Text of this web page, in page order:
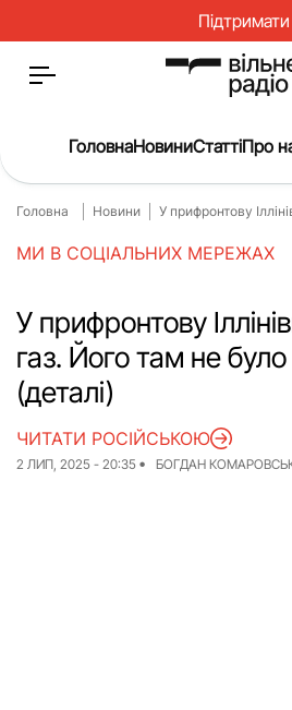
Підтримати
Головна
Про нас
Гроші
Інструкції
ЖКГ
ГоловнаНовиниСтаттіПро
Головна Новини У прифронтову
МИ В СОЦІАЛЬНИХ МЕРЕЖАХ
У прифронтову
газ. Його там не
(деталі)
2 ЛИП, 2025 - 20:35 БОГДАН
ЧИТАТИ РОСІЙСЬКОЮ